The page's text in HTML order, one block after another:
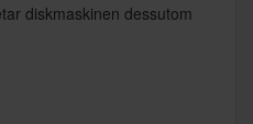
diskmaskinen dessutom